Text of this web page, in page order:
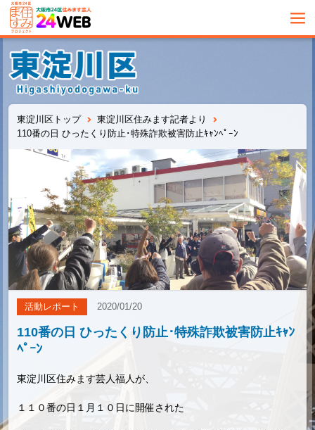
東淀川区トップ
東淀川区住みます記者より
110番の日 ひったくり防止･特殊詐欺被害防止ｷｬﾝﾍﾟｰﾝ
活動レポート 2020/01/20
110番の日 ひったくり防止･特殊詐欺被害防止ｷｬﾝ
ﾍﾟｰﾝ
東淀川区住みます芸人福人が、
１１０番の日１月１０日に開催された